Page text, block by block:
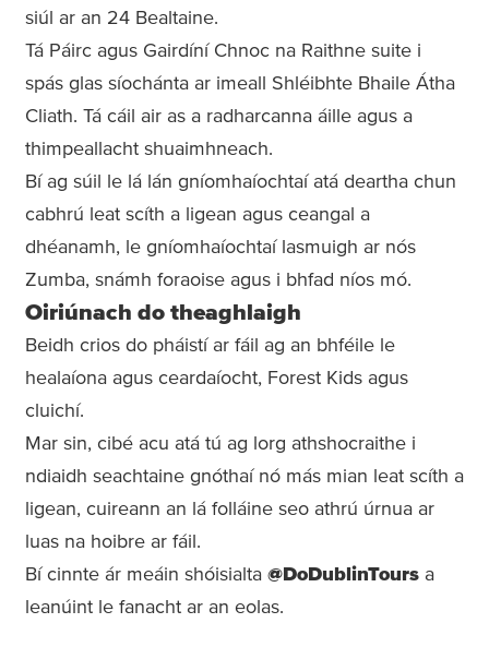
siúl ar an 24 Bealtaine.
Tá Páirc agus Gairdíní Chnoc na Raithne suite i
spás glas síochánta ar imeall Shléibhte Bhaile Átha
Cliath. Tá cáil air as a radharcanna áille agus a
thimpeallacht shuaimhneach.
Bí ag súil le lá lán gníomhaíochtaí atá deartha chun
cabhrú leat scíth a ligean agus ceangal a
dhéanamh, le gníomhaíochtaí lasmuigh ar nós
Zumba, snámh foraoise agus i bhfad níos mó.
Oiriúnach do theaghlaigh
Beidh crios do pháistí ar fáil ag an bhféile le
healaíona agus ceardaíocht, Forest Kids agus
cluichí.
Mar sin, cibé acu atá tú ag lorg athshocraithe i
ndiaidh seachtaine gnóthaí nó más mian leat scíth a
ligean, cuireann an lá folláine seo athrú úrnua ar
luas na hoibre ar fáil.
Bí cinnte ár meáin shóisialta @DoDublinTours a
leanúint le fanacht ar an eolas.